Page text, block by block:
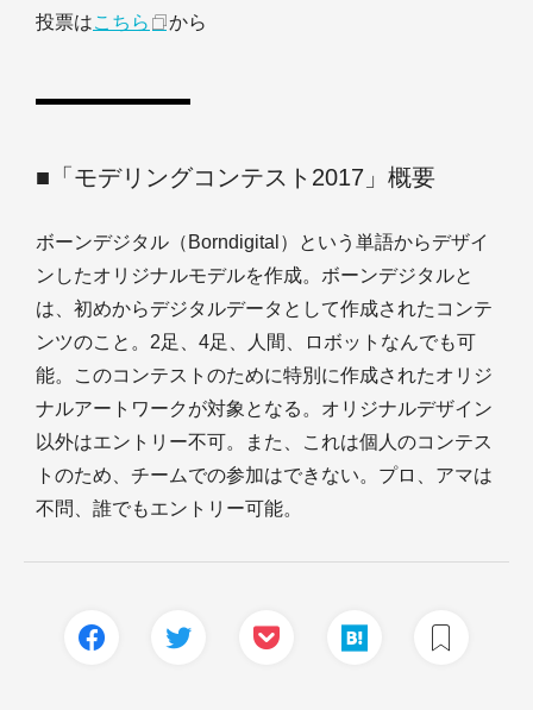
投票はこちら から
■「モデリングコンテスト2017」概要
ボーンデジタル（Borndigital）という単語からデザイ
ンしたオリジナルモデルを作成。ボーンデジタルと
は、初めからデジタルデータとして作成されたコンテ
ンツのこと。2足、4足、人間、ロボットなんでも可
能。このコンテストのために特別に作成されたオリジ
ナルアートワークが対象となる。オリジナルデザイン
以外はエントリー不可。また、これは個人のコンテス
トのため、チームでの参加はできない。プロ、アマは
不問、誰でもエントリー可能。